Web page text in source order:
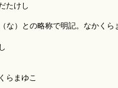
たけし
な）との略称で明記。なかくら
らまゆこ